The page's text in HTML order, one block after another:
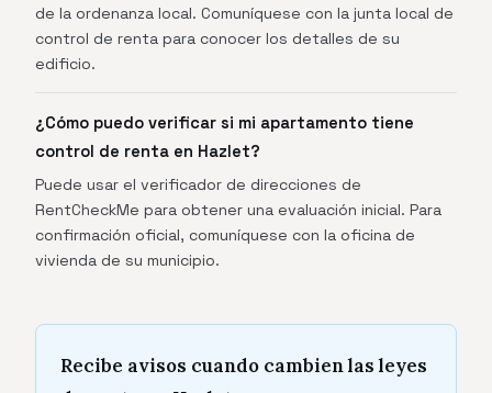
de la ordenanza local. Comuníquese con la junta local de
control de renta para conocer los detalles de su
edificio.
¿Cómo puedo verificar si mi apartamento tiene
control de renta en Hazlet?
Puede usar el verificador de direcciones de
RentCheckMe para obtener una evaluación inicial. Para
confirmación oficial, comuníquese con la oficina de
vivienda de su municipio.
Recibe avisos cuando cambien las leyes